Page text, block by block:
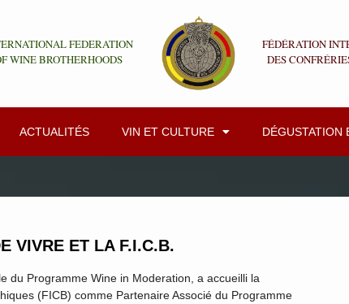
FEDERATION
WINE BROTHERHOODS
FÉDÉRATION
DES
ACTUALITÉS VIN ET CULTURE DÉGUSTATION
VIVRE ET LA F.I.C.B.
du Programme Wine in Moderation, a accueilli la
(FICB) comme Partenaire Associé du Programme